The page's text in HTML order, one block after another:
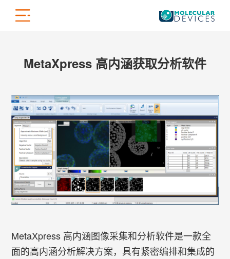
MetaXpress 高内涵获取分析软件
MetaXpress 高内涵图像采集和分析软件是一款全
面的高内涵分析解决方案，具有紧密编排和集成的